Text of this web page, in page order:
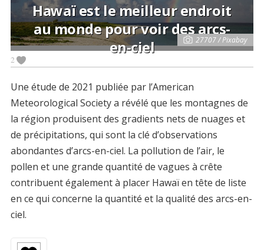
Hawaï est le meilleur endroit
au monde pour voir des arcs-
en-ciel
27707 / Pixabay
2
Une étude de 2021 publiée par l’American
Meteorological Society a révélé que les montagnes de
la région produisent des gradients nets de nuages et
de précipitations, qui sont la clé d’observations
abondantes d’arcs-en-ciel. La pollution de l’air, le
pollen et une grande quantité de vagues à crête
contribuent également à placer Hawaï en tête de liste
en ce qui concerne la quantité et la qualité des arcs-en-
ciel.